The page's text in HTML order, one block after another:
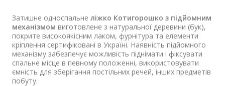
Затишне односпальне ліжко Котигорошко з підйомним
механізмом виготовлене ​​з натуральної деревини (бук),
покрите високоякісним лаком, фурнітура та елементи
кріплення сертифіковані в Україні. Наявність підйомного
механізму забезпечує можливість піднімати і фіксувати
спальне місце в певному положенні, використовувати
ємність для зберігання постільних речей, інших предметів
побуту.